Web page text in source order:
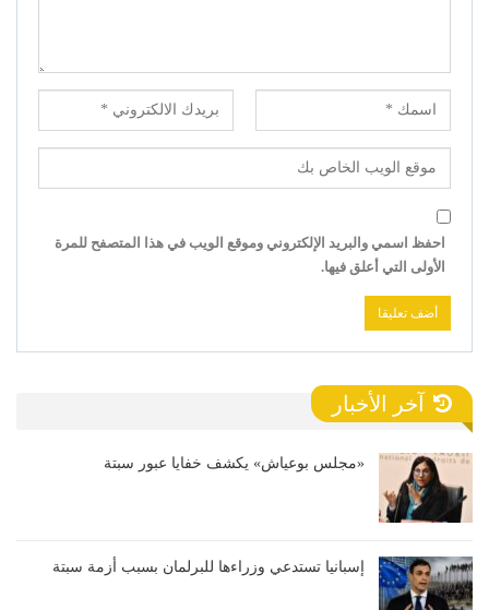
احفظ اسمي والبريد الإلكتروني وموقع الويب في هذا المتصفح للمرة
الأولى التي أعلق فيها.
آخر الأخبار
«مجلس بوعياش» يكشف خفايا عبور سبتة
إسبانيا تستدعي وزراءها للبرلمان بسبب أزمة سبتة